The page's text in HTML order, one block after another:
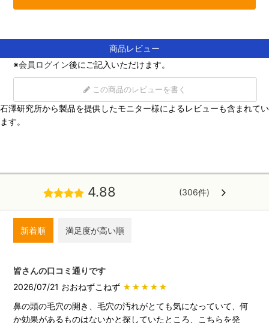
商品レビュー
※会員ログイン後にご記入いただけます。
この商品のレビューを書く
石澤研究所から製品を提供したモニター様によるレビューも含まれてい
ます。
4.88 (306件)
新着順 満足度が高い順
皆さんの口コミ通りです
2026/07/21 おおねずこねず ★★★★★
鼻の頭の毛穴の開き、毛穴の汚れがとても気になっていて、何
か効果があるものはないかと探していたところ、こちらを発